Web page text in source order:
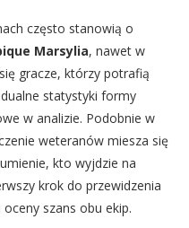
często stanowią o
Marsylia, nawet w
gracze, którzy potrafią
statystyki formy
w analizie. Podobnie w
weteranów miesza się
kto wyjdzie na
krok do przewidzenia
szans obu ekip.